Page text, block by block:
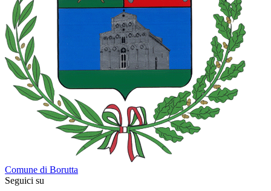
Comune di Borutta
Seguici su